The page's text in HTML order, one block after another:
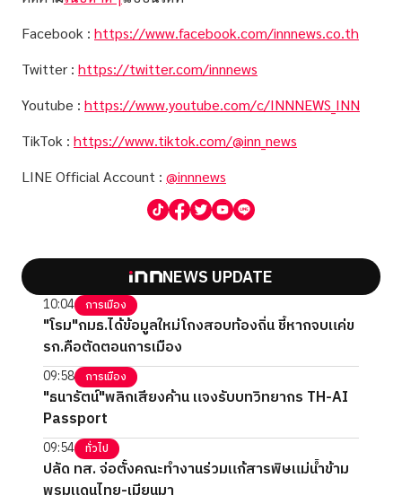
Facebook : https://www.facebook.com/innnews.co.th
Twitter : https://twitter.com/innnews
Youtube : https://www.youtube.com/c/INNNEWS_INN
TikTok : https://www.tiktok.com/@inn_news
LINE Official Account : @innnews
NEWS UPDATE
10:04 การเมือง
"โรม"กมธ.ได้ข้อมูลใหม่โกงสอบท้องถิ่น ชี้หากจบแค่ข
รก.คือตัดตอนการเมือง
09:58 การเมือง
"ธนารัตน์"พลิกเสียงค้าน แจงรับบทวิทยากร TH-AI
Passport
09:54 ทั่วไป
ปลัด ทส. จ่อตั้งคณะทำงานร่วมแก้สารพิษแม่น้ำข้าม
พรมแดนไทย-เมียนมา